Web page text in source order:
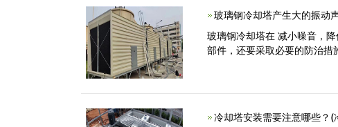
玻璃钢冷却塔产生大的振动
玻璃钢冷却塔在 减小噪音，
部件，还要采取必要的防治措
冷却塔安装需要注意哪些？(